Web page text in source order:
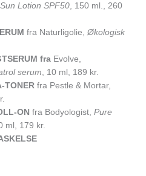
Lotion SPF50 , 150 ml., 260
fra Naturligolie,Økologisk
fra Evolve,
serum , 10 ml, 189 kr.
TONERfra Pestle & Mortar,
ONfra Bodyologist,Pure
ml, 179 kr.